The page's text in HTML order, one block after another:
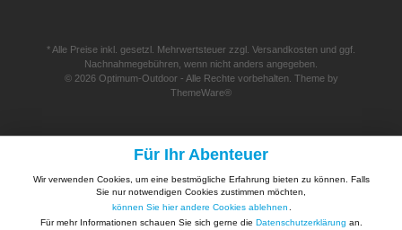
* Alle Preise inkl. gesetzl. Mehrwertsteuer zzgl. Versandkosten und ggf.
Nachnahmegebühren, wenn nicht anders angegeben.
© 2026 Optimum-Outdoor - Alle Rechte vorbehalten. Theme by
ThemeWare®
Für Ihr Abenteuer
Wir verwenden Cookies, um eine bestmögliche Erfahrung bieten zu können. Falls
Sie nur notwendigen Cookies zustimmen möchten,
können Sie hier andere Cookies ablehnen
Für mehr Informationen schauen Sie sich gerne die Datenschutzerklärung an.